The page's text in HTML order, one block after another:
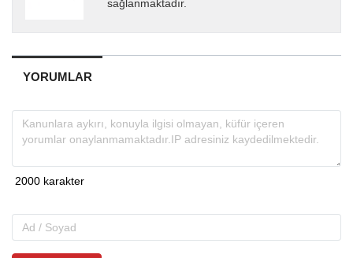
sağlanmaktadır.
YORUMLAR